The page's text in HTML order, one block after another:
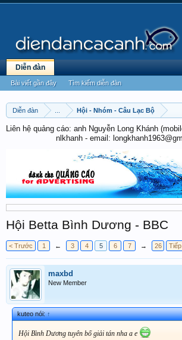
Diễn đàn Hội - Nhóm - Câu Lạc Bộ
Liên hệ quảng cáo: anh Nguyễn Long Khánh
nlkhanh - email:
Hội Betta Bình Dương - BBC
< Trước 1 ← 3 4 5 6 7 → 26
maxbd
New Member
kuteo nói:↑
Hội Bình Dương tuyên bố giải tán nha a e
Diễn đàn
Bài viết gần đây Tìm kiếm diễn đàn